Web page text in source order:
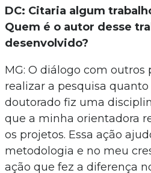
DC: Citaria algum
Quem é o autor desse
desenvolvido?
MG: O diálogo com
realizar a pesquisa
doutorado fiz uma
que a minha orientadora
os projetos. Essa ação
metodologia e no meu
ação que fez a diferença